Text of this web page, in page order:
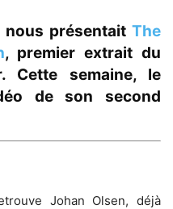
nous présentait The
, premier extrait du
Cette semaine, le
de son second
Johan Olsen, déjà